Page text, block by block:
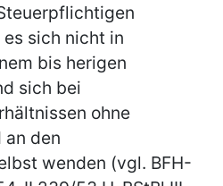
sich nicht in
bis herigen
sich bei
ohne
an den
wenden (vgl. BFH-